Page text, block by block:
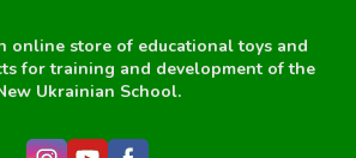
online store of educational toys and
for training and development of the
Ukrainian School.